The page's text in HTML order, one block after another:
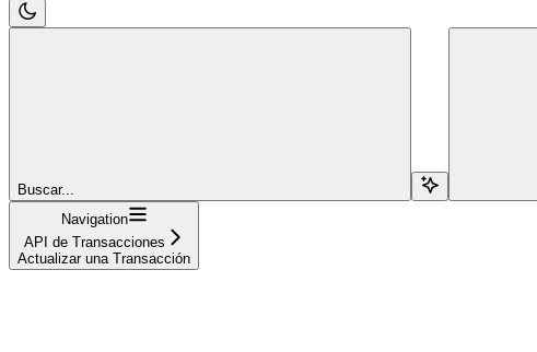
Buscar...
Navigation
API de Transacciones
Actualizar una Transacción